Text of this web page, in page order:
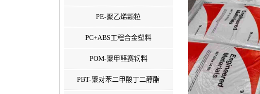
PE-聚乙烯颗粒
PC+ABS工程合金塑料
POM-聚甲醛赛钢料
PBT-聚对苯二甲酸丁二醇酯